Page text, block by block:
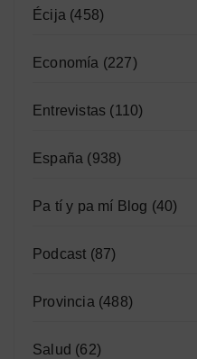
Écija (458)
Economía (227)
Entrevistas (110)
España (938)
Pa tí y pa mí Blog (40)
Podcast (87)
Provincia (488)
Salud (62)